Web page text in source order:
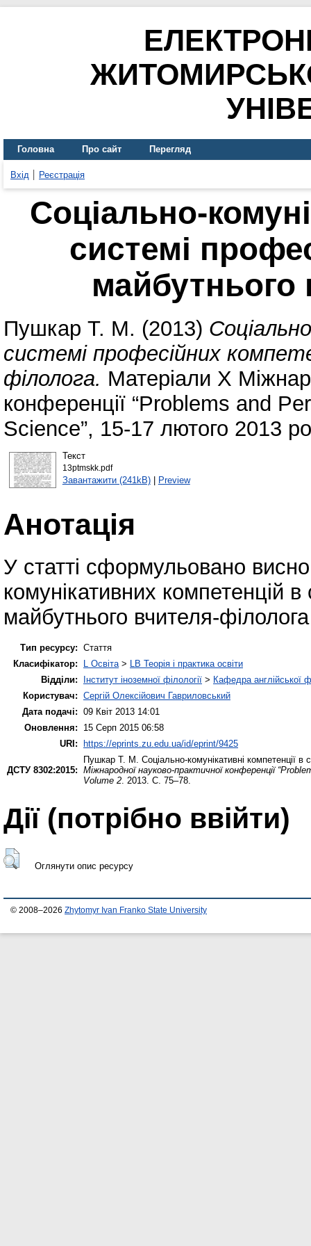
Головна Про сайт Перегляд
Вхід Реєстрація
Соціально-
системі
майбутнього
Пушкар Т. М. (2013)
системі професійних
філолога. Матеріали Х
конференції “Problems and
Science”, 15-17 лютого 2013
Текст
13ptmskk.pdf
Завантажити (241kB)| Preview
Анотація
У статті сформульовано
комунікативних компетенцій
майбутнього вчителя-філолога
Тип ресурсу: Стаття
Класифікатор:
L Освіта > LB Теорія і практика освіти
Відділи:
Інститут іноземної філології > Кафедра англійської
Користувач: Сергій Олексійович Гавриловський
Дата подачі: 09 Квіт 2013 14:01
Оновлення:
15 Серп 2015 06:58
URI: https://eprints.zu.edu.ua/id/eprint/9425
ДСТУ 8302:2015:
Пушкар Т. М. Соціально-комунікативні компетенції
Міжнародної науково-практичної конференції
Volume 2 . 2013. С. 75–78.
Дії ​​(потрібно ввійти)
Оглянути опис ресурсу
© 2008–2026 Zhytomyr Ivan Franko State University